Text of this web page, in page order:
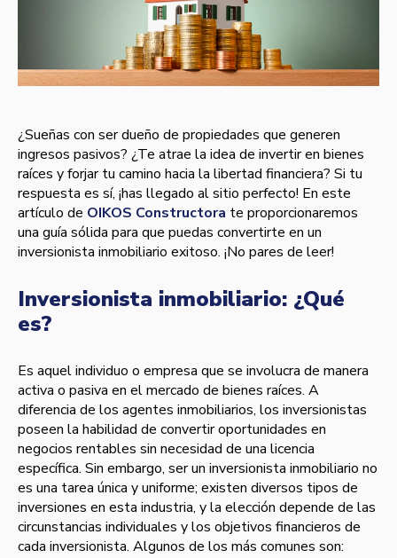
¿Sueñas con ser dueño de propiedades que generen
ingresos pasivos? ¿Te atrae la idea de invertir en bienes
raíces y forjar tu camino hacia la libertad financiera? Si tu
respuesta es sí, ¡has llegado al sitio perfecto! En este
artículo de OIKOS Constructora te proporcionaremos
una guía sólida para que puedas convertirte en un
inversionista inmobiliario exitoso. ¡No pares de leer!
Inversionista inmobiliario: ¿Qué
es?
Es aquel individuo o empresa que se involucra de manera
activa o pasiva en el mercado de bienes raíces. A
diferencia de los agentes inmobiliarios, los inversionistas
poseen la habilidad de convertir oportunidades en
negocios rentables sin necesidad de una licencia
específica. Sin embargo, ser un inversionista inmobiliario no
es una tarea única y uniforme; existen diversos tipos de
inversiones en esta industria, y la elección depende de las
circunstancias individuales y los objetivos financieros de
cada inversionista. Algunos de los más comunes son: